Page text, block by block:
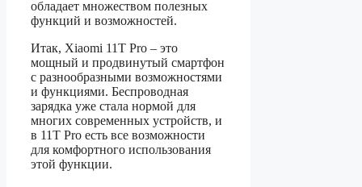
обладает множеством полезных
функций и возможностей.
Итак, Xiaomi 11T Pro – это
мощный и продвинутый смартфон
с разнообразными возможностями
и функциями. Беспроводная
зарядка уже стала нормой для
многих современных устройств, и
в 11T Pro есть все возможности
для комфортного использования
этой функции.